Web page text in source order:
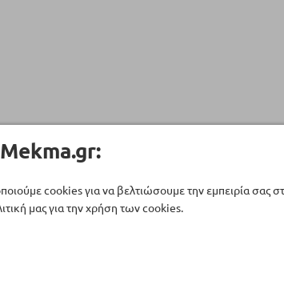
cookies για να βελτιώσουμε την εμπειρία σας
μας για την χρήση των cookies.